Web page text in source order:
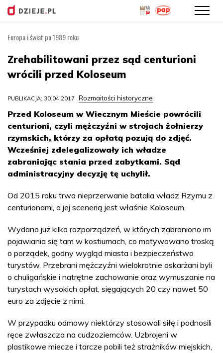
treści
Europa i świat po 1989 roku
Zrehabilitowani przez sąd centurioni
wrócili przed Koloseum
PUBLIKACJA: 30.04.2017 Rozmaitości historyczne
Przed Koloseum w Wiecznym Mieście powrócili
centurioni, czyli mężczyźni w strojach żołnierzy
rzymskich, którzy za opłatą pozują do zdjęć.
Wcześniej zdelegalizowały ich władze
zabraniając stania przed zabytkami. Sąd
administracyjny decyzję tę uchylił.
Od 2015 roku trwa nieprzerwanie batalia władz Rzymu z
centurionami, a jej scenerią jest właśnie Koloseum.
Wydano już kilka rozporządzeń, w których zabroniono im
pojawiania się tam w kostiumach, co motywowano troską
o porządek, godny wygląd miasta i bezpieczeństwo
turystów. Przebrani mężczyźni wielokrotnie oskarżani byli
o chuligańskie i natrętne zachowanie oraz wymuszanie na
turystach wysokich opłat, sięgających 20 czy nawet 50
euro za zdjęcie z nimi.
W przypadku odmowy niektórzy stosowali siłę i podnosili
ręce zwłaszcza na cudzoziemców. Uzbrojeni w
plastikowe miecze i tarcze pobili też strażników miejskich,